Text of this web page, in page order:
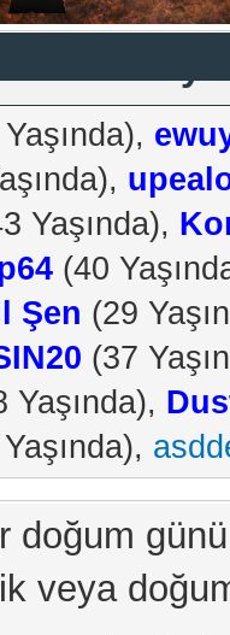
Yaşında),
(40
Şen (29
(37
Yaşında),
doğum
veya